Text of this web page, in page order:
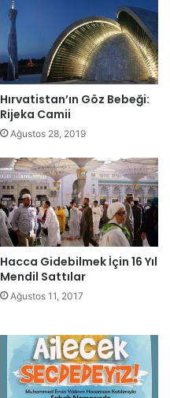
Hırvatistan’ın Göz Bebeği:
Rijeka Camii
Ağustos 28, 2019
Hacca Gidebilmek İçin 16 Yıl
Mendil Sattılar
Ağustos 11, 2017